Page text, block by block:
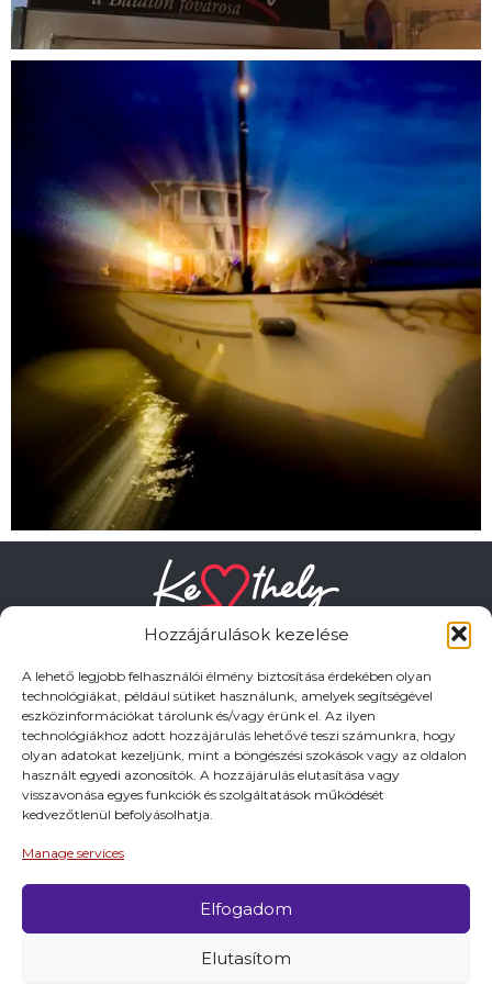
Hozzájárulások kezelése
A lehető legjobb felhasználói élmény biztosítása érdekében olyan
technológiákat, például sütiket használunk, amelyek segítségével
eszközinformációkat tárolunk és/vagy érünk el. Az ilyen
technológiákhoz adott hozzájárulás lehetővé teszi számunkra, hogy
olyan adatokat kezeljünk, mint a böngészési szokások vagy az oldalon
használt egyedi azonosítók. A hozzájárulás elutasítása vagy
visszavonása egyes funkciók és szolgáltatások működését
kedvezőtlenül befolyásolhatja.
Manage services
Elfogadom
Elutasítom
HASZNOS LINKEK
Adatkezelési tájékoztató
Impresszum
© 2026 Minden jog fentartva.
A keszthely.hu KIADÓJA KESZTHELY VÁROS